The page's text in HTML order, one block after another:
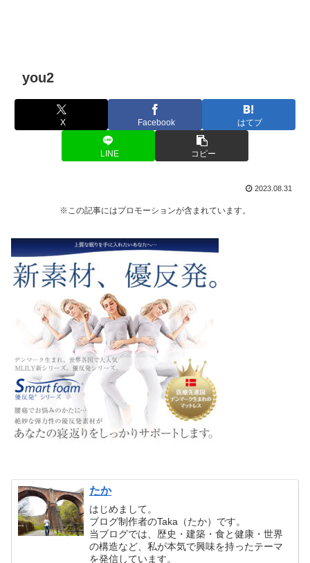
you2
X Facebook はてブ
LINE コピー
2023.08.31
※この記事にはプロモーションが含まれています。
たか
はじめまして。
ブログ制作者のTaka（たか）です。
当ブログでは、歴史・建築・食と健康・世界
の構造など、私が本気で興味を持ったテーマ
を発信しています。